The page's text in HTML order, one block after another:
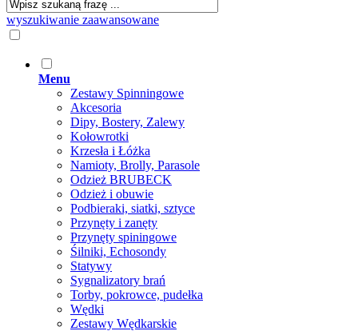
wyszukiwanie zaawansowane
Menu
Zestawy Spinningowe
Akcesoria
Dipy, Bostery, Zalewy
Kołowrotki
Krzesła i Łóżka
Namioty, Brolly, Parasole
Odzież BRUBECK
Odzież i obuwie
Podbieraki, siatki, sztyce
Przynęty i zanęty
Przynęty spiningowe
Śilniki, Echosondy
Statywy
Sygnalizatory brań
Torby, pokrowce, pudełka
Wędki
Zestawy Wędkarskie